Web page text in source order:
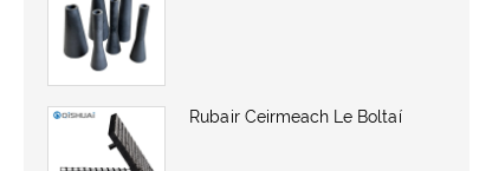
Rubair Ceirmeach Le Boltaí